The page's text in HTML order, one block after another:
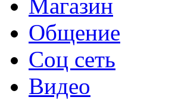
Магазин
Общение
Соц сеть
Видео